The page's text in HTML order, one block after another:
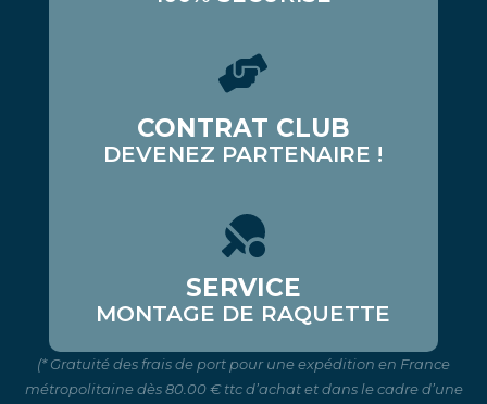
CONTRAT CLUB
DEVENEZ PARTENAIRE !
SERVICE
MONTAGE DE RAQUETTE
(* Gratuité des frais de port pour une expédition en France
métropolitaine dès 80.00 € ttc d’achat et dans le cadre d’une